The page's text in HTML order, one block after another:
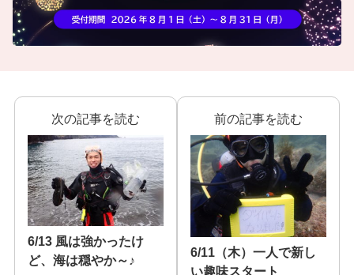
次の記事を読む
6/13 風は強かったけ
ど、海は穏やか～♪
前の記事を読む
6/11（木）一人で新し
い趣味スタート